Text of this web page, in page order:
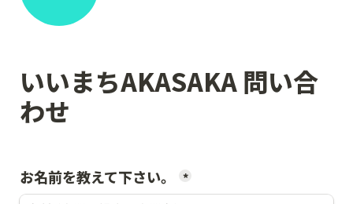
いいまちAKASAKA 問い合
わせ
お名前を教えて下さい。 *